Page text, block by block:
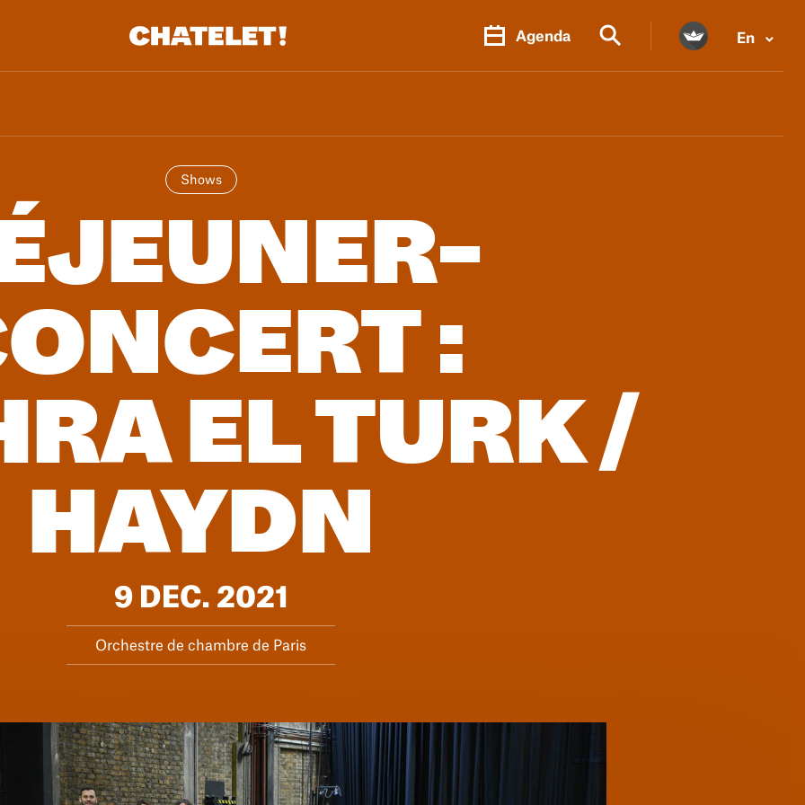
Agenda En
APR.
Shows
:
EL TURK /
HAYDN
9 DEC. 2021
Orchestre de chambre de Paris